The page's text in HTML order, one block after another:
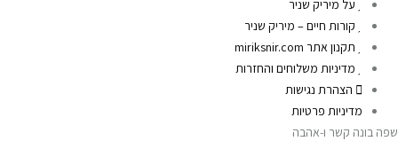
על מיריק שניר
קורות חיים – מיריק שניר
תקנון אתר miriksnir.com
מדיניות משלוחים והחזרות
הצהרת נגישות
מדיניות פרטיות
שפה בונה קשר ו-אהבה